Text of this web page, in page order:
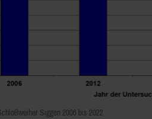
Siggen 2006 bis 2022